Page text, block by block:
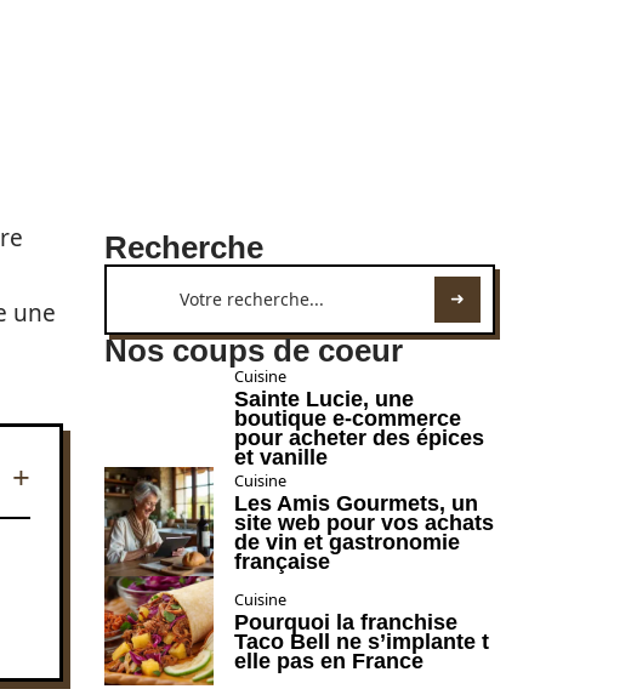
une
Recherche
Nos coups de coeur
Cuisine
Sainte Lucie, une
boutique e-commerce
pour acheter des épices
et vanille
Cuisine
Les Amis Gourmets, un
site web pour vos achats
de vin et gastronomie
française
Cuisine
Pourquoi la franchise
Taco Bell ne s’implante t
elle pas en France